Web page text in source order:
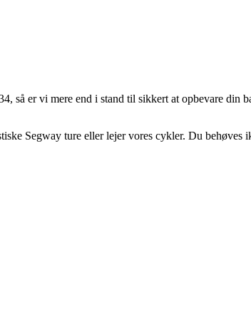
så er vi mere end i stand til sikkert at opbevare
Segway ture eller lejer vores cykler. Du behøves